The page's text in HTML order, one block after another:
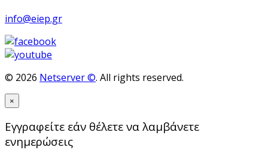
info@eiep.gr
© 2026 Netserver ©. All rights reserved.
×
Εγγραφείτε εάν θέλετε να λαμβάνετε
ενημερώσεις